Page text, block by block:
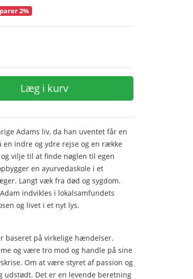
2%
Læg i kurv
Adams liv, da han uventet får en
en indre og ydre rejse og en række
vilje til at finde nøglen til egen
en ayurvedaskole i et
Langt væk fra død og sygdom.
indvikles i lokalsamfundets
og livet i et nyt lys.
baseret på virkelige hændelser.
og være tro mod og handle på sine
Om at være styret af passion og
Det er en levende beretning